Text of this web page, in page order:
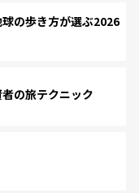
の歩き方が選ぶ2026
の旅テクニック